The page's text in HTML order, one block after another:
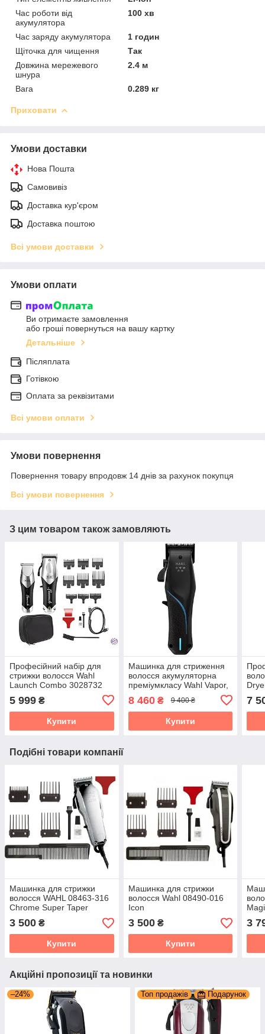
Час роботи від
акумулятора
100 хв
Час заряду акумулятора
1 годин
Щіточка для чищення
Так
Довжина мережевого
шнура
2.4 м
Вага 0.289 кг
Приховати
Умови доставки
Нова Пошта
Самовивіз
Доставка кур'єром
Доставка поштою
Всі умови доставки
Умови оплати
Ви отримаєте замовлення
або гроші повернуться на вашу картку
Детальніше
Післяплата
Готівкою
Оплата за реквізитами
Всі умови оплати
Умови повернення
Повернення товару впродовж 14 днів за рахунок покупця
Всі умови повернення
З цим товаром також замовляють
Професійний набір для
стрижки волосся Wahl
Launch Combo 3028732
5 999 ₴
Купити
Машинка для стриження
волосся акумуляторна
преміумкласу Wahl Vapor,
8 460₴ 9 400 ₴
Купити
7
Подібні товари компанії
Машинка для стрижки
волосся WAHL 08463-316
Chrome Super Taper
3 500 ₴
Купити
Машинка для стрижки
волосся Wahl 08490-016
Icon
3 500₴
Купити
3
Акційні пропозиції та новинки
–24% Топ продажів Подарунок